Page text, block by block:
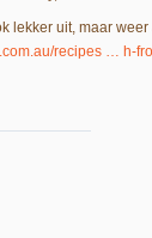
lekker uit, maar
recipes … h-